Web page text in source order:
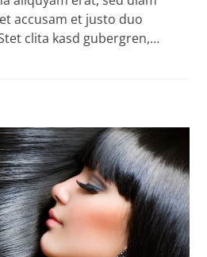
accusam et justo duo
clita kasd gubergren,…